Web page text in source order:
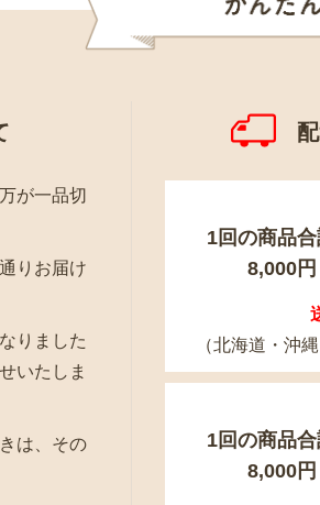
が一品切
りお届け
りました
いたしま
は、その
1回の商品
8,000円
（北海道・沖
1回の商品
8,000円